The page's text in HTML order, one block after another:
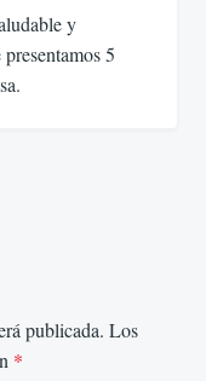
y
5
publicada. Los
*